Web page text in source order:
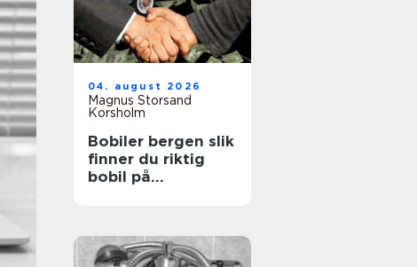
04. august 2026
Magnus Storsand
Korsholm
Bobiler bergen slik
finner du riktig
bobil på